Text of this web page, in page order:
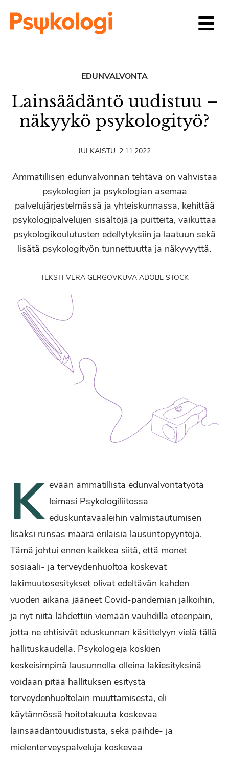
EDUNVALVONTA
Lainsäädäntö uudistuu –
näkyykö psykologityö?
JULKAISTU: 2.11.2022
Ammatillisen edunvalvonnan tehtävä on vahvistaa
psykologien ja psykologian asemaa
palvelujärjestelmässä ja yhteiskunnassa, kehittää
psykologipalvelujen sisältöjä ja puitteita, vaikuttaa
psykologikoulutusten edellytyksiin ja laatuun sekä
lisätä psykologityön tunnettuutta ja näkyvyyttä.
TEKSTI VERA GERGOVKUVA ADOBE STOCK
K evään ammatillista edunvalvontatyötä
leimasi Psykologiliitossa
eduskuntavaaleihin valmistautumisen
lisäksi runsas määrä erilaisia lausuntopyyntöjä.
Tämä johtui ennen kaikkea siitä, että monet
sosiaali- ja terveydenhuoltoa koskevat
lakimuutosesitykset olivat edeltävän kahden
vuoden aikana jääneet Covid-pandemian jalkoihin,
ja nyt niitä lähdettiin viemään vauhdilla eteenpäin,
jotta ne ehtisivät eduskunnan käsittelyyn vielä tällä
hallituskaudella. Psykologeja koskien
keskeisimpinä lausunnolla olleina lakiesityksinä
voidaan pitää hallituksen esitystä
terveydenhuoltolain muuttamisesta, eli
käytännössä hoitotakuuta koskevaa
lainsäädäntöuudistusta, sekä päihde- ja
mielenterveyspalveluja koskevaa